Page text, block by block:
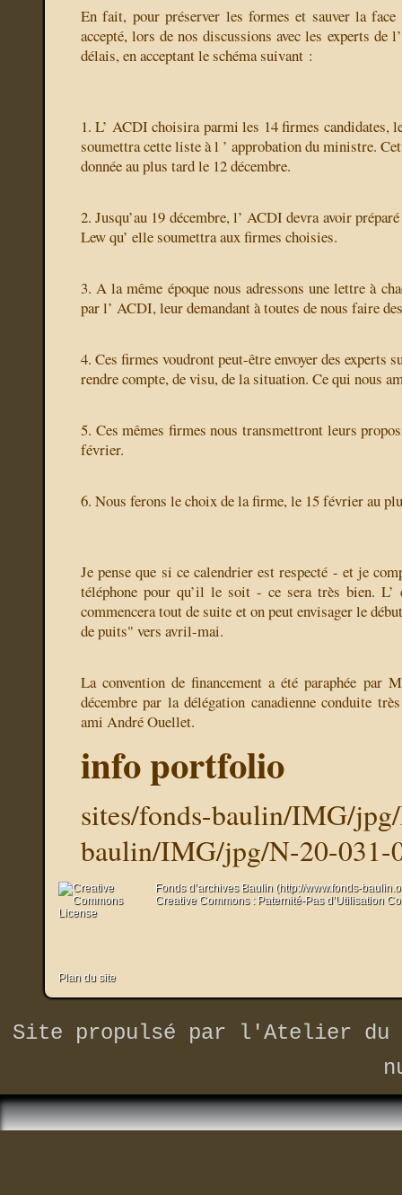
En fait, pour préserver les formes et sauver la
accepté, lors de nos discussions avec les experts de
délais, en acceptant le schéma suivant :
1. L’ ACDI choisira parmi les 14 firmes candidates,
soumettra cette liste à l ’ approbation du ministre.
donnée au plus tard le 12 décembre.
2. Jusqu’au 19 décembre, l’ ACDI devra avoir
Lew qu’ elle soumettra aux firmes choisies.
3. A la même époque nous adressons une lettre à
par l’ ACDI, leur demandant à toutes de nous faire
4. Ces firmes voudront peut-être envoyer des experts
rendre compte, de visu, de la situation. Ce qui nous
5. Ces mêmes firmes nous transmettront leurs
février.
6. Nous ferons le choix de la firme, le 15 février au
Je pense que si ce calendrier est respecté - et je
téléphone pour qu’il le soit - ce sera très bien. L’
commencera tout de suite et on peut envisager le
de puits" vers avril-mai.
La convention de financement a été paraphée par
décembre par la délégation canadienne conduite
ami André Ouellet.
info portfolio
sites/fonds-baulin/IMG/
baulin/IMG/jpg/N-20-031-
Fonds d’archives Baulin (http://www.fonds-
Creative Commons : Paternité-Pas d’Utilisation
Plan du site
Site propulsé par
l'Atelier du